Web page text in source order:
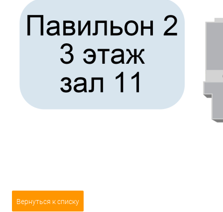
Вернуться к списку